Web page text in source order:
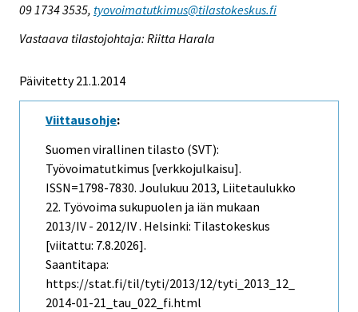
09 1734 3535, tyovoimatutkimus@tilastokeskus.fi
Vastaava tilastojohtaja: Riitta Harala
Päivitetty 21.1.2014
Viittausohje:
Suomen virallinen tilasto (SVT):
Työvoimatutkimus [verkkojulkaisu].
ISSN=1798-7830. Joulukuu 2013, Liitetaulukko
22. Työvoima sukupuolen ja iän mukaan
2013/IV - 2012/IV . Helsinki: Tilastokeskus
[viitattu: 7.8.2026].
Saantitapa:
https://stat.fi/til/tyti/2013/12/tyti_2013_12_
2014-01-21_tau_022_fi.html